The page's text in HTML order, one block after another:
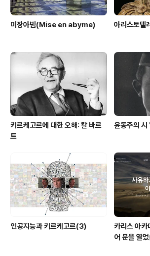
미장아빔(Mise en abyme) 아리스토텔
키르케고르에 대한 오해: 칼 바르
트
윤동주의 시
인공지능과 키르케고르(3)
카리스 아카
어 문을 열